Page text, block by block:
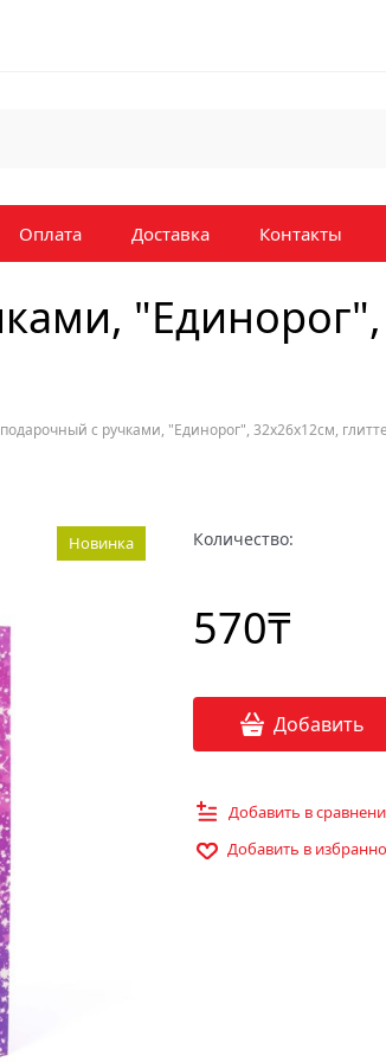
Оплата Доставка Контакты
"Единорог",
с ручками, "Единорог", 32х26х12см,
Новинка Количество:
570₸
Добавить
Добавить в
Добавить в